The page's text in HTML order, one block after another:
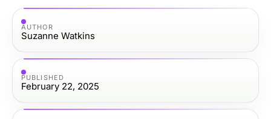
AUTHOR
Suzanne Watkins
PUBLISHED
February 22, 2025